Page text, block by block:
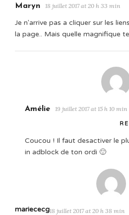
Maryn 18 juillet 2017 at 20 h 33 min
Je n'arrive pas a cliquer sur les
la page.. Mais quelle magnifique
Amélie 19 juillet 2017 at 15 h 10 min
Coucou ! Il faut desactiver le
in adblock de ton ordi 🙂
mariececg18 juillet 2017 at 20 h 38 min